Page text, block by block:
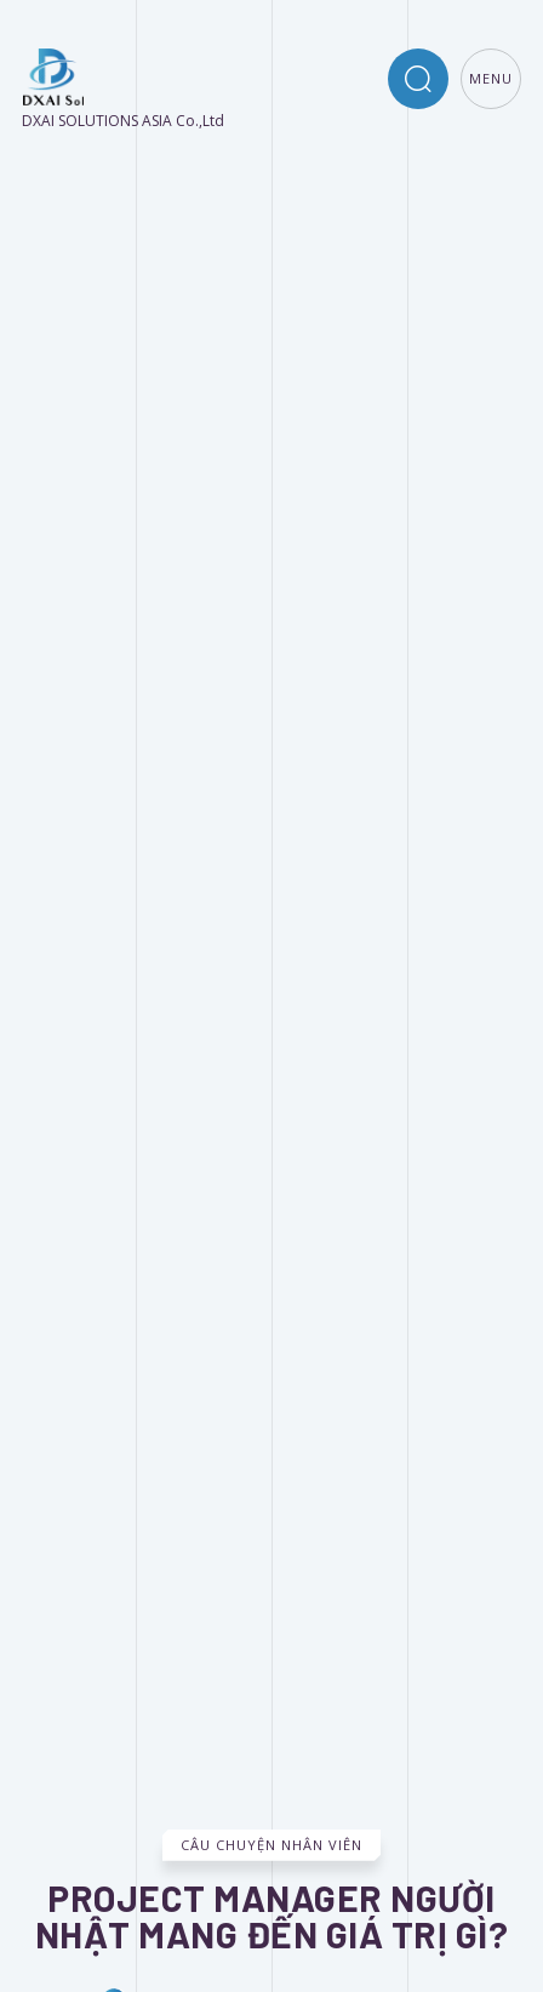
DXAI SOLUTIONS ASIA Co.,Ltd
MENU
CÂU CHUYỆN NHÂN VIÊN
PROJECT MANAGER NGƯỜI
NHẬT MANG ĐẾN GIÁ TRỊ GÌ?